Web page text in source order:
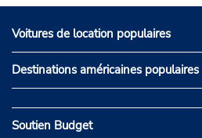
Voitures de location populaires
Destinations américaines populaires
Soutien Budget